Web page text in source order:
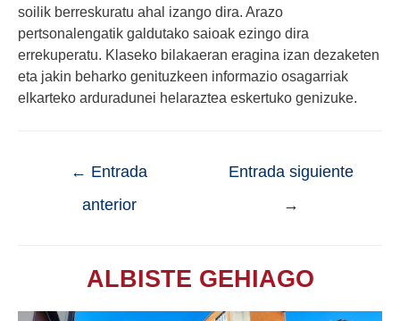
soilik berreskuratu ahal izango dira. Arazo
pertsonalengatik galdutako saioak ezingo dira
errekuperatu. Klaseko bilakaeran eragina izan dezaketen
eta jakin beharko genituzkeen informazio osagarriak
elkarteko arduradunei helaraztea eskertuko genizuke.
← Entrada
anterior
Entrada siguiente
→
ALBISTE GEHIAGO